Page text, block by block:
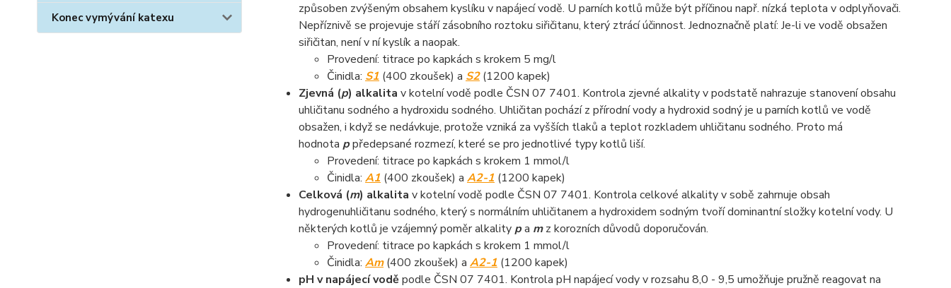
Konec vymývání katexu
způsoben zvýšeným obsahem kyslíku v napájecí vodě. U parních kotlů může být příčinou např. nízká teplota v odplyňovači.
Nepříznivě se projevuje stáří zásobního roztoku siřičitanu, který ztrácí účinnost. Jednoznačně platí: Je-li ve vodě obsažen
siřičitan, není v ní kyslík a naopak.
Provedení: titrace po kapkách s krokem 5 mg/l
Činidla: S1 (400 zkoušek) a S2 (1200 kapek)
Zjevná (p) alkalita v kotelní vodě podle ČSN 07 7401. Kontrola zjevné alkality v podstatě nahrazuje stanovení obsahu
uhličitanu sodného a hydroxidu sodného. Uhličitan pochází z přírodní vody a hydroxid sodný je u parních kotlů ve vodě
obsažen, i když se nedávkuje, protože vzniká za vyšších tlaků a teplot rozkladem uhličitanu sodného. Proto má
hodnota ppředepsané rozmezí, které se pro jednotlivé typy kotlů liší.
Provedení: titrace po kapkách s krokem 1 mmol/l
Činidla: A1 (400 zkoušek) a A2-1 (1200 kapek)
Celková (m) alkalita v kotelní vodě podle ČSN 07 7401. Kontrola celkové alkality v sobě zahrnuje obsah
hydrogenuhličitanu sodného, který s normálním uhličitanem a hydroxidem sodným tvoří dominantní složky kotelní vody. U
některých kotlů je vzájemný poměr alkality pa mz korozních důvodů doporučován.
Provedení: titrace po kapkách s krokem 1 mmol/l
Činidla: Am(400 zkoušek) a A2-1 (1200 kapek)
pH v napájecí vodě podle ČSN 07 7401. Kontrola pH napájecí vody v rozsahu 8,0 - 9,5 umožňuje pružně reagovat na